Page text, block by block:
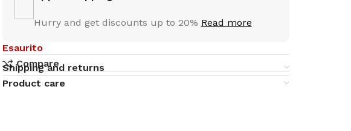
Hurry and get discounts up to 20% Read more
Esaurito
Compare
Shipping and returns
Product care